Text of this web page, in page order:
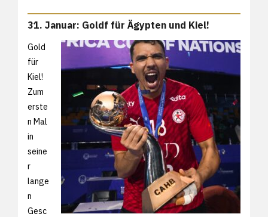
31. Januar: Goldf für Ägypten und Kiel!
Gold
für
Kiel!
Zum
erste
n Mal
in
seine
r
lange
n
Gesc